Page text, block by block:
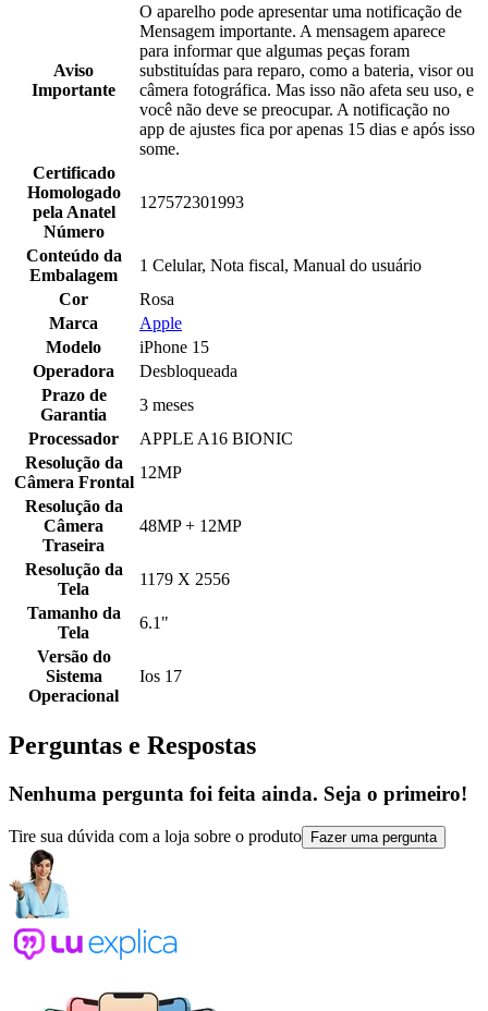
Aviso
Importante
O aparelho pode apresentar uma notificação de
Mensagem importante. A mensagem aparece
para informar que algumas peças foram
substituídas para reparo, como a bateria, visor ou
câmera fotográfica. Mas isso não afeta seu uso, e
você não deve se preocupar. A notificação no
app de ajustes fica por apenas 15 dias e após isso
some.
Certificado
Homologado
pela Anatel
Número
127572301993
Conteúdo da
Embalagem
1 Celular, Nota fiscal, Manual do usuário
Cor
Rosa
Marca
Apple
Modelo
iPhone 15
Operadora
Desbloqueada
Prazo de
Garantia
3 meses
Processador
APPLE A16 BIONIC
Resolução da
Câmera Frontal
12MP
Resolução da
Câmera
Traseira
48MP + 12MP
Resolução da
Tela
1179 X 2556
Tamanho da
Tela
6.1"
Versão do
Sistema
Operacional
Ios 17
Perguntas e Respostas
Nenhuma pergunta foi feita ainda. Seja o primeiro!
Tire sua dúvida com a loja sobre o produto Fazer uma pergunta